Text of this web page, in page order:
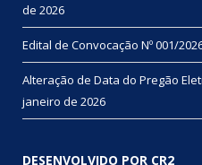
de 2026
Edital de Convocação Nº 001/
Alteração de Data do Pregão
janeiro de 2026
DESENVOLVIDO POR CR2